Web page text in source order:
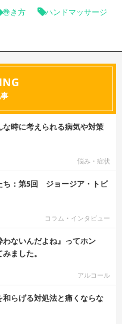
巻き方 ハンドマッサージ
時に考えられる病気や対策
悩み・症状
ち：第5回 ジョージア・トビ
コラム・インタビュー
わないんだよね』ってホン
ました。
アルコール
らげる対処法と痛くならな